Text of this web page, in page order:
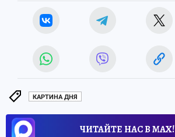
КАРТИНА ДНЯ
ЧИТАЙТЕ НАС В МАХ!